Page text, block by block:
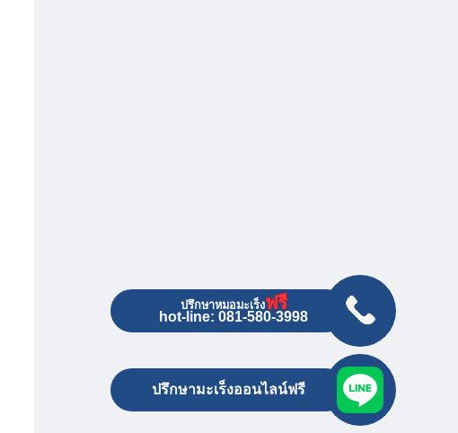
ปรึกษาหมอมะเร็งฟรี
hot-line: 081-580-3998
ปรึกษามะเร็งออนไลน์ฟรี